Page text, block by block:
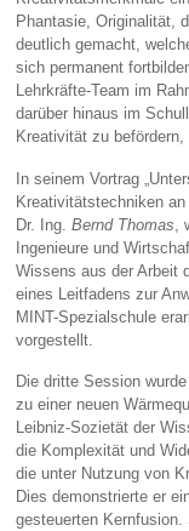
Phantasie, Originalität,
deutlich gemacht,
sich permanent
Lehrkräfte-Team im
darüber hinaus im
Kreativität zu
In seinem Vortrag
Kreativitätstechniken
Dr. Ing.Bernd Thomas
Ingenieure und
Wissens aus der Arbeit
eines Leitfadens zur
MINT-Spezialschule
vorgestellt.
Die dritte Session
zu einer neuen
Leibniz-Sozietät der
die Komplexität und
die unter Nutzung von
Dies demonstrierte er
gesteuerten Kernfusion.